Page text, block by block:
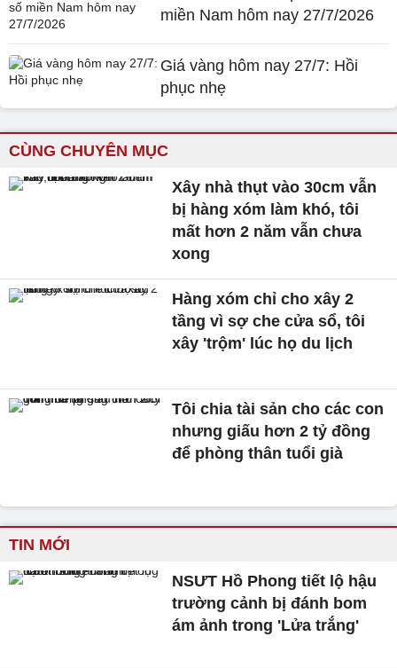
miền Nam hôm nay 27/7/2026
Giá vàng hôm nay 27/7: Hồi
phục nhẹ
CÙNG CHUYÊN MỤC
Xây nhà thụt vào 30cm vẫn
bị hàng xóm làm khó, tôi
mất hơn 2 năm vẫn chưa
xong
Hàng xóm chỉ cho xây 2
tầng vì sợ che cửa sổ, tôi
xây 'trộm' lúc họ du lịch
Tôi chia tài sản cho các con
nhưng giấu hơn 2 tỷ đồng
để phòng thân tuổi già
TIN MỚI
NSƯT Hồ Phong tiết lộ hậu
trường cảnh bị đánh bom
ám ảnh trong 'Lửa trắng'